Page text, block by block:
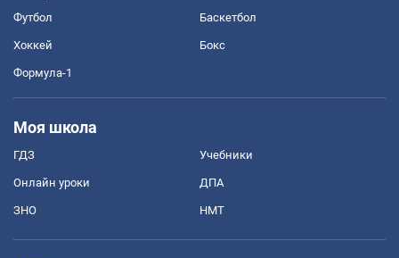
Футбол Баскетбол
Хоккей Бокс
Формула-1
Моя школа
ГДЗ Учебники
Онлайн уроки ДПА
ЗНО НМТ